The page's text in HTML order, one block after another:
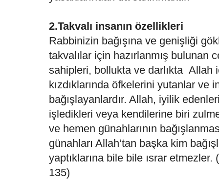
2.Takvalı insanın özellikleri
Rabbinizin bağışına ve genişliği
takvalılar için hazırlanmış bulunan
sahipleri, bollukta ve darlıkta Allah
kızdıklarında öfkelerini yutanlar ve
bağışlayanlardır. Allah, iyilik
işledikleri veya kendilerine biri
ve hemen günahlarının
günahları Allah’tan başka kim
yaptıklarına bile bile ısrar
135)